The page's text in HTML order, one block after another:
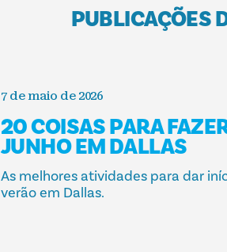
PUBLICAÇÕES
7 de maio de 2026
20 COISAS PARA
JUNHO EM DALLAS
As melhores atividades para dar
verão em Dallas.